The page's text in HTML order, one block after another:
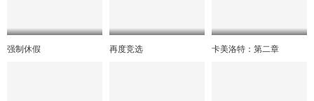
强制休假 再度竞选 卡美洛特：第二章